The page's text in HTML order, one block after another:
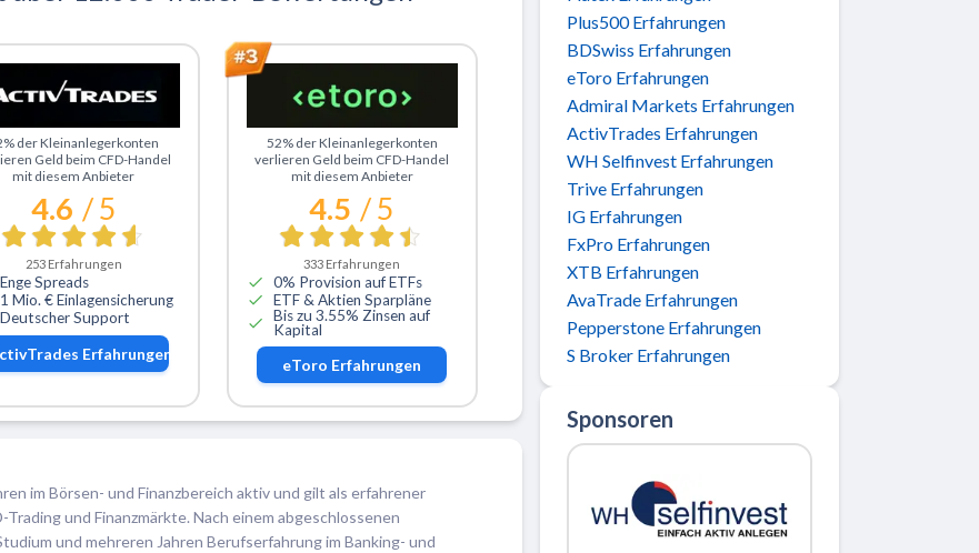
der Kleinanlegerkonten
Geld beim CFD-Handel
mit diesem Anbieter
4.6 / 5
253Erfahrungen
Enge Spreads
1 Mio. € Einlagensicherung
Deutscher Support
Erfahrungen
Zu eToro
52% der Kleinanlegerkonten
verlieren Geld beim CFD-Handel
mit diesem Anbieter
4.5 / 5
333 Erfahrungen
0% Provision auf ETFs
ETF & Aktien Sparpläne
Bis zu 3.55% Zinsen auf
Kapital
eToro Erfahrungen
im Börsen- und Finanzbereich aktiv und gilt als erfahrener
und Finanzmärkte. Nach einem abgeschlossenen
und mehreren Jahren Berufserfahrung im Banking- und
Plus500 Erfahrungen
BDSwiss Erfahrungen
eToro Erfahrungen
Admiral Markets Erfahrungen
ActivTrades Erfahrungen
WH Selfinvest Erfahrungen
Trive Erfahrungen
IG Erfahrungen
FxPro Erfahrungen
XTB Erfahrungen
AvaTrade Erfahrungen
Pepperstone Erfahrungen
S Broker Erfahrungen
Sponsoren